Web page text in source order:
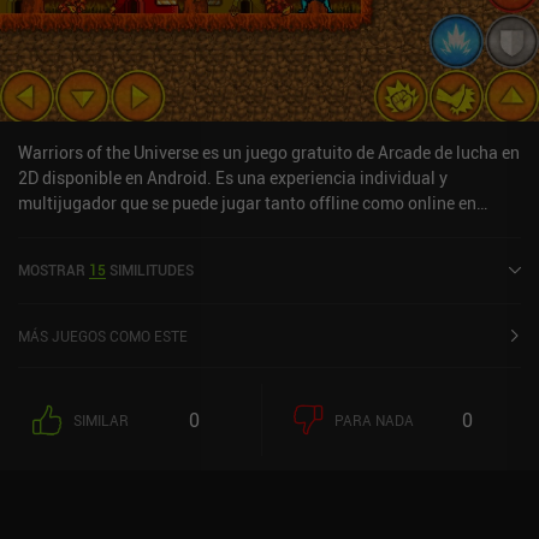
Elasto Mania Remastered se monetiza mediante anuncios
ocasionales que pueden eliminarse mediante un iAP de 4,99 $. El
juego ofrece la misma experiencia que la gente disfrutó en su día,
así que si quieres un juego de motos clásico, dale una
oportunidad.
Warriors of the Universe es un juego gratuito de Arcade de lucha en
2D disponible en Android. Es una experiencia individual y
multijugador que se puede jugar tanto offline como online en
MOSTRAR 15 SIMILITUDES
MÁS JUEGOS COMO ESTE
SIMILAR 0 PARA NADA 0